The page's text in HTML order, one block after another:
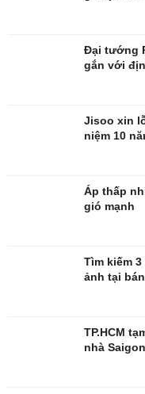
Tình yêu - Gia đình
Đại tướng
gắn với
Jisoo xin
niệm 10
Áp thấp
gió mạnh
Tìm kiếm
ảnh tại
TP.HCM
nhà